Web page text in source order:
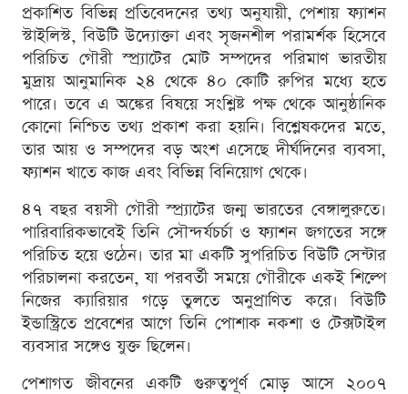
প্রকাশিত বিভিন্ন প্রতিবেদনের তথ্য অনুযায়ী, পেশায় ফ্যাশন
স্টাইলিস্ট, বিউটি উদ্যোক্তা এবং সৃজনশীল পরামর্শক হিসেবে
পরিচিত গৌরী স্প্র্যাটের মোট সম্পদের পরিমাণ ভারতীয়
মুদ্রায় আনুমানিক ২৪ থেকে ৪০ কোটি রুপির মধ্যে হতে
পারে। তবে এ অঙ্কের বিষয়ে সংশ্লিষ্ট পক্ষ থেকে আনুষ্ঠানিক
কোনো নিশ্চিত তথ্য প্রকাশ করা হয়নি। বিশ্লেষকদের মতে,
তার আয় ও সম্পদের বড় অংশ এসেছে দীর্ঘদিনের ব্যবসা,
ফ্যাশন খাতে কাজ এবং বিভিন্ন বিনিয়োগ থেকে।
৪৭ বছর বয়সী গৌরী স্প্র্যাটের জন্ম ভারতের বেঙ্গালুরুতে।
পারিবারিকভাবেই তিনি সৌন্দর্যচর্চা ও ফ্যাশন জগতের সঙ্গে
পরিচিত হয়ে ওঠেন। তার মা একটি সুপরিচিত বিউটি সেন্টার
পরিচালনা করতেন, যা পরবর্তী সময়ে গৌরীকে একই শিল্পে
নিজের ক্যারিয়ার গড়ে তুলতে অনুপ্রাণিত করে। বিউটি
ইন্ডাস্ট্রিতে প্রবেশের আগে তিনি পোশাক নকশা ও টেক্সটাইল
ব্যবসার সঙ্গেও যুক্ত ছিলেন।
পেশাগত জীবনের একটি গুরুত্বপূর্ণ মোড় আসে ২০০৭